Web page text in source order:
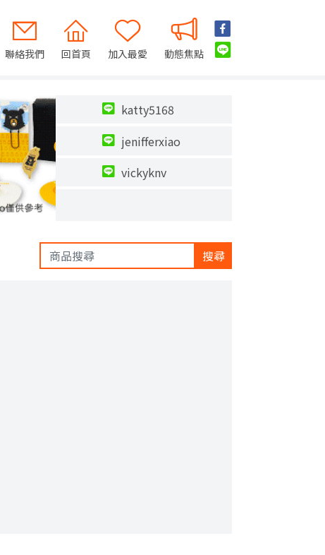
聯絡我們 回首頁 加入最愛 動態焦點
katty5168
jenifferxiao
vickyknv
搜尋